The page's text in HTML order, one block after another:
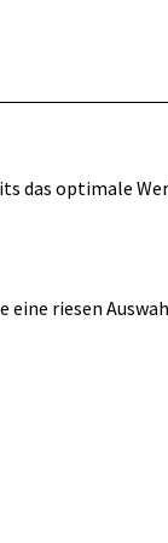
das optimale
eine riesen